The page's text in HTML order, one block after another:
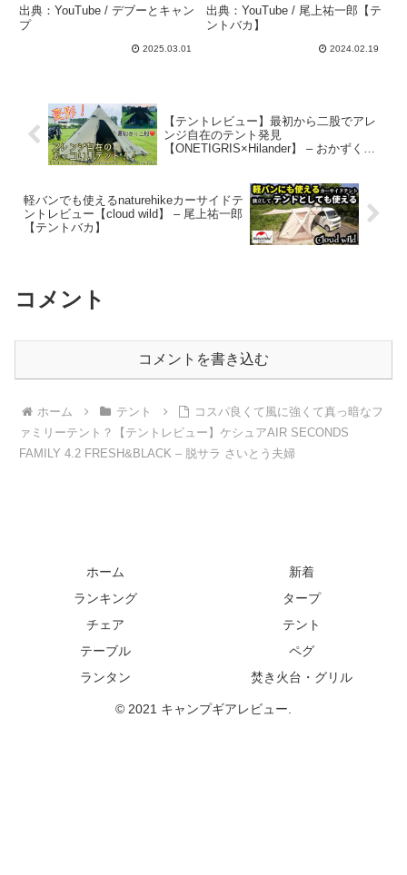
出典：YouTube / デブーとキャン
プ
2025.03.01
出典：YouTube / 尾上祐一郎【テ
ントバカ】
2024.02.19
【テントレビュー】最初から二股でアレ
ンジ自在のテント発見
【ONETIGRIS×Hilander】 – おかずくん
軽バンでも使えるnaturehikeカーサイドテ
ントレビュー【cloud wild】 – 尾上祐一郎
【テントバカ】
コメント
コメントを書き込む
ホーム テント
コスパ良くて風に強くて真っ暗なフ
ァミリーテント？【テントレビュー】ケシュアAIR SECONDS
FAMILY 4.2 FRESH&BLACK – 脱サラ さいとう夫婦
ホーム
新着
ランキング
タープ
チェア
テント
テーブル
ペグ
ランタン
焚き火台・グリル
© 2021 キャンプギアレビュー.